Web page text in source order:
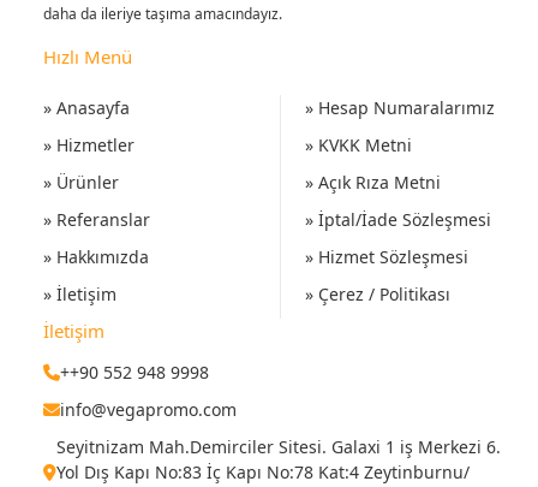
daha da ileriye taşıma amacındayız.
Hızlı Menü
» Anasayfa
» Hizmetler
» Ürünler
» Referanslar
» Hakkımızda
» İletişim
» Hesap Numaralarımız
» KVKK Metni
» Açık Rıza Metni
» İptal/İade Sözleşmesi
» Hizmet Sözleşmesi
» Çerez / Politikası
İletişim
++90 552 948 9998
info@vegapromo.com
Seyitnizam Mah.Demirciler Sitesi. Galaxi 1 iş Merkezi 6.
Yol Dış Kapı No:83 İç Kapı No:78 Kat:4 Zeytinburnu/